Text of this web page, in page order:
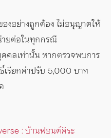
องอย่างถูกต้อง ไม่อนุญาตให้
ายต่อในทุกกรณี
คลเท่านั้น หากตรวจพบการ
เรียกค่าปรับ 5,000 บาท
: บ้านฟอนต์คิระ